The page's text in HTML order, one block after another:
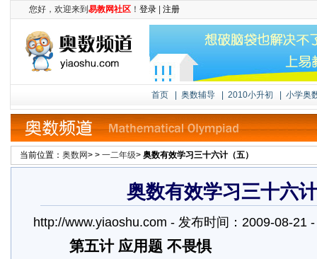
您好，欢迎来到 易教网社区 ！ 登录 注册
首页 奥数辅导 2010小升初 小学奥
当前位置： 奥数网> > 一二年级> 奥数有效学习三十六计（五）
奥数有效学习三十六
http://www.yiaoshu.com - 发布时间：2009-08-21
第五计 应用题 不畏惧